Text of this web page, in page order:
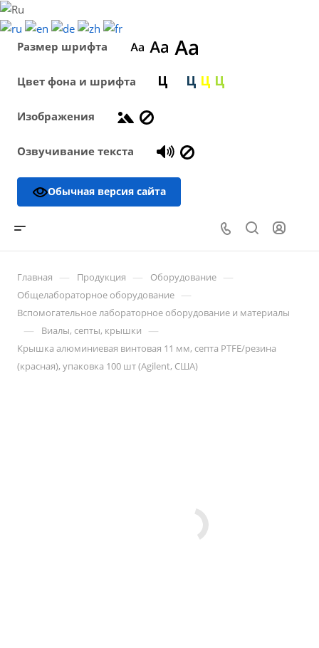
Размер шрифта
Цвет фона и шрифта
Изображения
Озвучивание текста
Обычная версия сайта
Главная — Продукция — Оборудование —
Общелабораторное оборудование —
Вспомогательное лабораторное оборудование и материалы
— Виалы, септы, крышки —
Крышка алюминиевая винтовая 11 мм, септа PTFE/резина
(красная), упаковка 100 шт (Agilent, США)